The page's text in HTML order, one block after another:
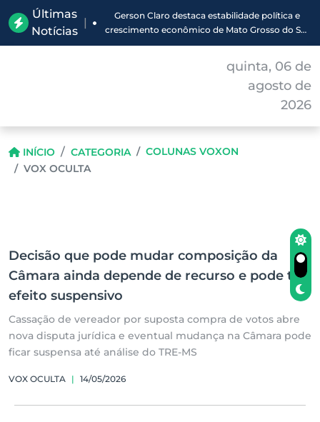
Últimas
Notícias
|
Gerson Claro destaca estabilidade política e
crescimento econômico de Mato Grosso do Sul
em balanço da ALEMS
quinta, 06 de
agosto de
2026
INÍCIO CATEGORIA
COLUNAS VOXON
VOX OCULTA
Decisão que pode mudar composição da
Câmara ainda depende de recurso e pode ter
efeito suspensivo
Cassação de vereador por suposta compra de votos abre
nova disputa jurídica e eventual mudança na Câmara pode
ficar suspensa até análise do TRE-MS
VOX OCULTA | 14/05/2026